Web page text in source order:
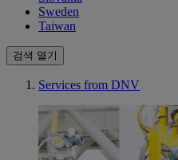
Sweden
Taiwan
검색 열기
Services from DNV